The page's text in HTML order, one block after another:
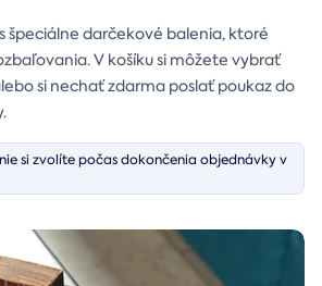
špeciálne darčekové balenia, ktoré
V košíku si môžete vybrať
si nechať zdarma poslať poukaz do
si zvolíte počas dokončenia objednávky v